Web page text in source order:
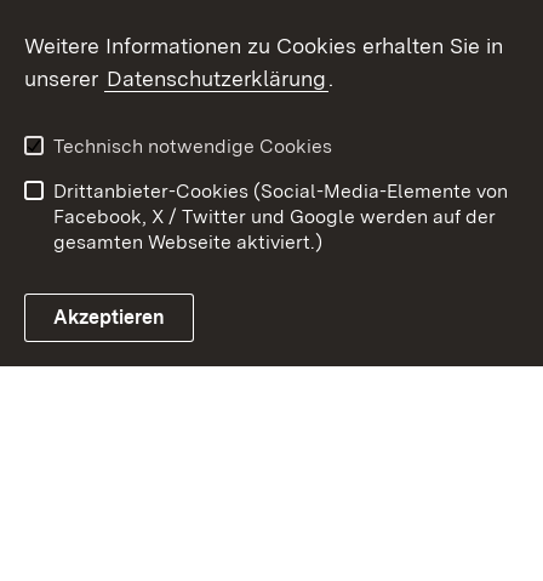
Link zum Landesportal
Kontakt
Datenschutz
Barrierefreiheit
Impressum
Cookies
Weitere Informationen zu Cookies erhalten Sie in
unserer Datenschutzerklärung.
Technisch notwendige Cookies
Drittanbieter-Cookies (Social-Media-Elemente von
Facebook, X / Twitter und Google werden auf der
gesamten Webseite aktiviert.)
Akzeptieren